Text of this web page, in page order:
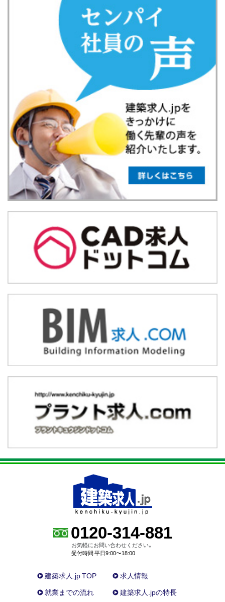
0120-314-881
お気軽にお問い合わせください。
受付時間 平日9:00〜18:00
建築求人.jp TOP
求人情報
就業までの流れ
建築求人.jpの特長